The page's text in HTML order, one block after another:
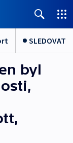
SLEDOVAT
byl